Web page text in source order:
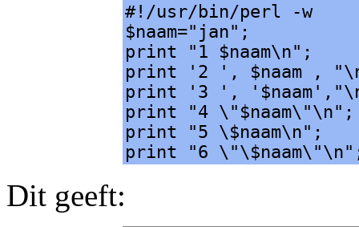
#!/usr/bin/perl -w
$naam="jan";
print "1 $naam\n";
print '2 ', $naam ,
print '3 ',
print "4 \"$naam\"\n";
print "5 \$naam\n";
print "6
Dit geeft: